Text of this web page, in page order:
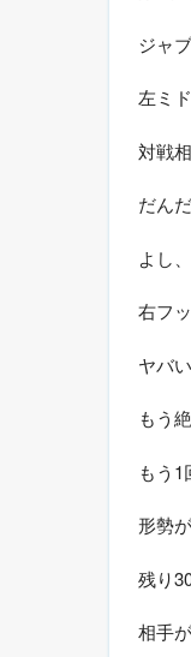
ジャ
左ミ
対戦
だん
よし
右フ
ヤバ
もう
もう1
形勢
残り
相手